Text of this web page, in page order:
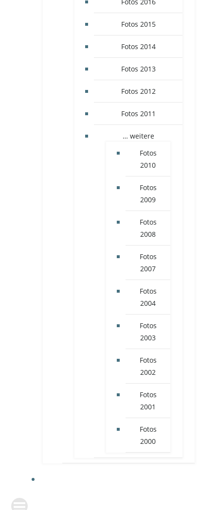
Fotos 2015
Fotos 2014
Fotos 2013
Fotos 2012
Fotos 2011
… weitere
Fotos
2010
Fotos
2009
Fotos
2008
Fotos
2007
Fotos
2004
Fotos
2003
Fotos
2002
Fotos
2001
Fotos
2000